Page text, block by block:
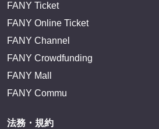
FANY Ticket
FANY Online Ticket
FANY Channel
FANY Crowdfunding
FANY Mall
FANY Commu
法務・規約